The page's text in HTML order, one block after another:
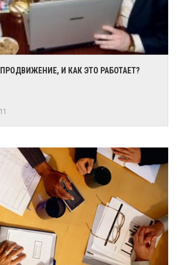
ПРОДВИЖЕНИЕ, И КАК ЭТО РАБОТАЕТ?